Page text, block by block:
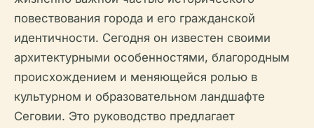
повествования города и его гражданской
идентичности. Сегодня он известен своими
архитектурными особенностями, благородным
происхождением и меняющейся ролью в
культурном и образовательном ландшафте
Сеговии. Это руководство предлагает